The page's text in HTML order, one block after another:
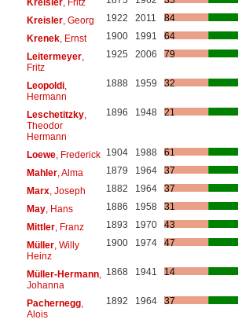
Kreisler, Georg 1922 2011
84
Krenek, Ernst 1900 1991
64
Leitermeyer,
Fritz
1925 2006 79
Leopoldi,
Hermann
1888 1959 32
Leschetitzky,
Theodor
Hermann
1896 1948 21
Loewe, Frederick 1904 1988
61
Mahler, Alma 1879 1964
37
Marx, Joseph 1882 1964
37
May, Hans 1886 1958
31
Mittler, Franz 1893 1970
43
Müller, Willy
Heinz
1900 1974 47
Müller-Hermann,
Johanna
1868 1941 14
Pachernegg,
Alois
1892 1964 37